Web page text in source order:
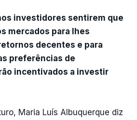
investidores sentirem que
mercados para lhes
decentes e para
preferências de
incentivados a investir
Maria Luís Albuquerque diz